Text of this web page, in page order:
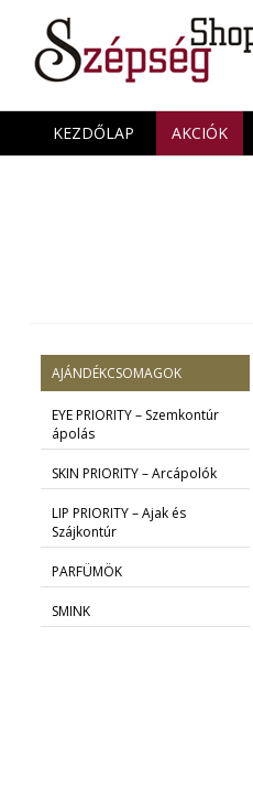
KEZDŐLAP AKCIÓK
AJÁNDÉKCSOMAGOK
EYE PRIORITY – Szemkontúr
ápolás
SKIN PRIORITY – Arcápolók
LIP PRIORITY – Ajak és
Szájkontúr
PARFÜMÖK
SMINK